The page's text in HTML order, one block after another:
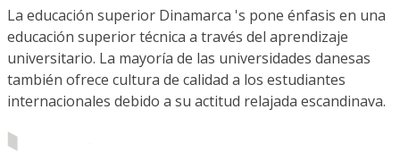
La educación superior Dinamarca 's pone énfasis en una
educación superior técnica a través del aprendizaje
universitario. La mayoría de las universidades danesas
también ofrece cultura de calidad a los estudiantes
internacionales debido a su actitud relajada escandinava.